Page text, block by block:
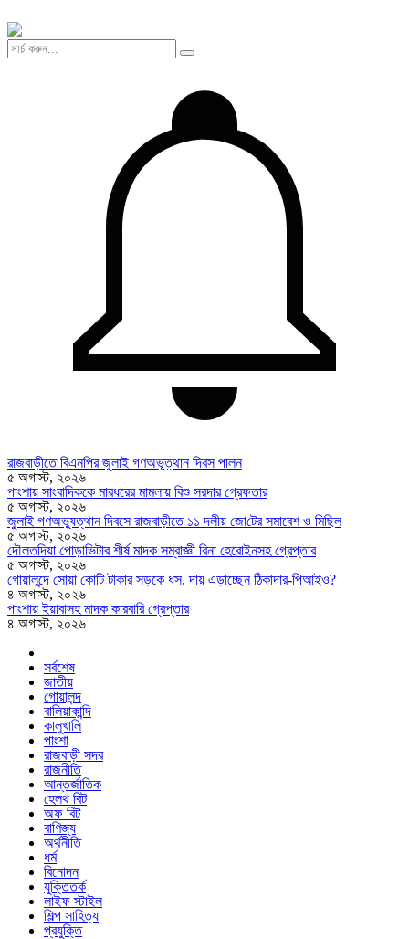
রাজবাড়ীতে বিএন‌পির জুলাই গণঅভূত্থান দিবস পালন
৫ অগাস্ট, ২০২৬
পাংশায় সাংবাদিককে মারধরের মামলায় বিশু সরদার গ্রেফতার
৫ অগাস্ট, ২০২৬
জুলাই গণঅভ্যুত্থান দিবসে রাজবাড়ীতে ১১ দলীয় জো‌টের সমাবেশ ও মি‌ছিল
৫ অগাস্ট, ২০২৬
দৌলতদিয়া পোড়াভিটার শীর্ষ মাদক সম্রাজ্ঞী রিনা হেরোইনসহ গ্রেপ্তার
৫ অগাস্ট, ২০২৬
গোয়ালন্দে সোয়া কোটি টাকার সড়কে ধস, দায় এড়াচ্ছেন ঠিকাদার-পিআইও?
৪ অগাস্ট, ২০২৬
পাংশায় ইয়াবাসহ মাদক কারবারি গ্রেপ্তার
৪ অগাস্ট, ২০২৬
সর্বশেষ
জাতীয়
গোয়ালন্দ
বালিয়াকান্দি
কালুখালি
পাংশা
রাজবাড়ী সদর
রাজনীতি
আন্তর্জাতিক
হেলথ বিট
অফ বিট
বাণিজ্য
অর্থনীতি
ধর্ম
বিনোদন
যুক্তিতর্ক
লাইফ স্টাইল
শিল্প সাহিত্য
প্রযুক্তি